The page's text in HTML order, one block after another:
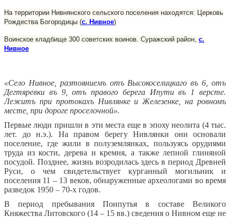
На территории Нивнянского сельского поселения находятся: Церковь
Рождества Богородицы (с. Нивное)
Воинское кладбище 300 советских воинов. Суражский район, с.
Нивное
«Село Нивное, разтояниемъ отъ Высокоселицкаго въ 6, отъ
Дегтяревки въ 9, отъ правого берега Ипути въ 1 версте.
Лежитъ при протокахъ Нивлянке и Железенке, на ровномъ
месте, при дороге проселочной».
Первые люди пришли в эти места еще в эпоху неолита (4 тыс.
лет. до н.э.). На правом берегу Нивлянки они основали
поселение, где жили в полуземлянках, пользуясь орудиями
труда из кости, дерева и кремня, а также лепной глиняной
посудой. Позднее, жизнь возродилась здесь в период Древней
Руси, о чем свидетельствует курганный могильник и
поселения 11 – 13 веков, обнаруженные археологами во время
разведок 1950 – 70-х годов.
В период пребывания Поипутья в составе Великого
Княжества Литовского (14 – 15 вв.) сведения о Нивном еще не